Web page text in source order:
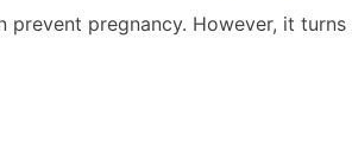
pregnancy. However, it